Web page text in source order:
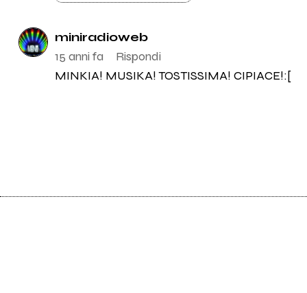
miniradioweb
15 anni fa
Rispondi
MINKIA! MUSIKA! TOSTISSIMA! CIPIACE!:[